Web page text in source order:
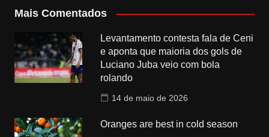
Mais Comentados
Levantamento contesta fala de Ceni
e aponta que maioria dos gols de
Luciano Juba veio com bola
rolando
14 de maio de 2026
Oranges are best in cold season